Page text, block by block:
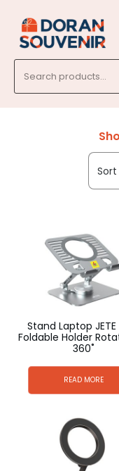
for:
Stand Laptop JETE
Foldable Holder
360˚
READ MORE